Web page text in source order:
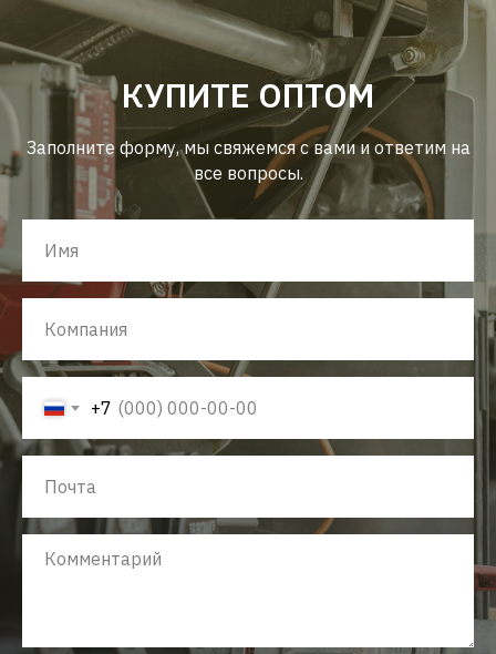
КУПИТЕ ОПТОМ
Заполните форму, мы свяжемся с вами и ответим на
все вопросы.
+7